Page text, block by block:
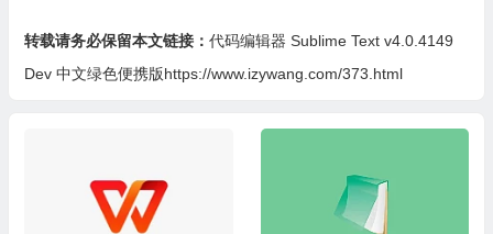
转载请务必保留本文链接： 代码编辑器 Sublime Text v4.0.4149
Dev 中文绿色便携版https://www.izywang.com/373.html